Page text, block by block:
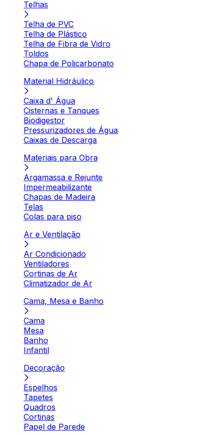
Telhas
Telha de PVC
Telha de Plástico
Telha de Fibra de Vidro
Toldos
Chapa de Policarbonato
Material Hidráulico
Caixa d' Água
Cisternas e Tanques
Biodigestor
Pressurizadores de Água
Caixas de Descarga
Materiais para Obra
Argamassa e Rejunte
Impermeabilizante
Chapas de Madeira
Telas
Colas para piso
Ar e Ventilação
Ar Condicionado
Ventiladores
Cortinas de Ar
Climatizador de Ar
Cama, Mesa e Banho
Cama
Mesa
Banho
Infantil
Decoração
Espelhos
Tapetes
Quadros
Cortinas
Papel de Parede